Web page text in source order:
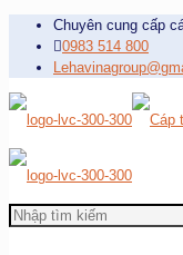
Chuyên cung cấp
0983 514 800